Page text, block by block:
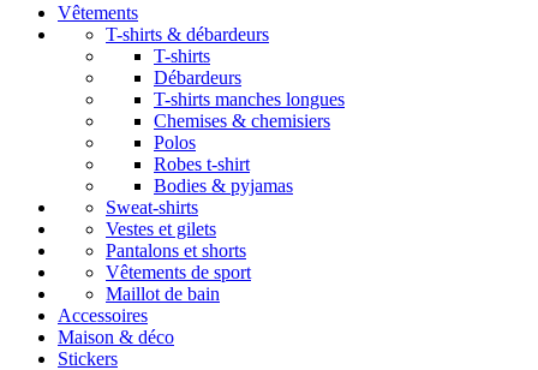
Vêtements
T-shirts & débardeurs
T-shirts
Débardeurs
T-shirts manches longues
Chemises & chemisiers
Polos
Robes t-shirt
Bodies & pyjamas
Sweat-shirts
Vestes et gilets
Pantalons et shorts
Vêtements de sport
Maillot de bain
Accessoires
Maison & déco
Stickers